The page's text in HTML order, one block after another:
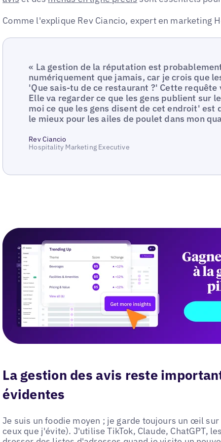
Comme l'explique Rev Ciancio, expert en marketing
« La gestion de la réputation est
numériquement que jamais, car je crois que
'Que sais-tu de ce restaurant ?' Cette
Elle va regarder ce que les gens publient sur
moi ce que les gens disent de cet endroit' est
le mieux pour les ailes de poulet dans mon
Rev Ciancio
Hospitality Marketing Executive
La gestion des avis reste
évidentes
Je suis un foodie moyen ; je garde toujours un œil
ceux que j'évite). J'utilise TikTok, Claude, ChatGPT,